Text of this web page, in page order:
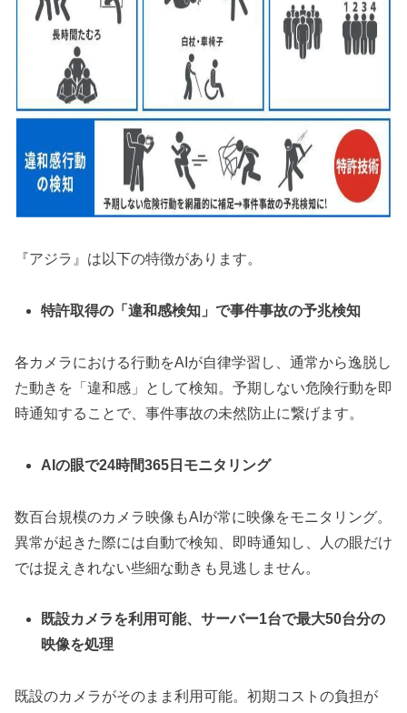
『アジラ』は以下の特徴があります。
特許取得の「違和感検知」で事件事故の予兆検知
各カメラにおける行動をAIが自律学習し、通常から逸脱し
た動きを「違和感」として検知。予期しない危険行動を即
時通知することで、事件事故の未然防止に繋げます。
AIの眼で24時間365日モニタリング
数百台規模のカメラ映像もAIが常に映像をモニタリング。
異常が起きた際には自動で検知、即時通知し、人の眼だけ
では捉えきれない些細な動きも見逃しません。
既設カメラを利用可能、サーバー1台で最大50台分の
映像を処理
既設のカメラがそのまま利用可能。初期コストの負担が